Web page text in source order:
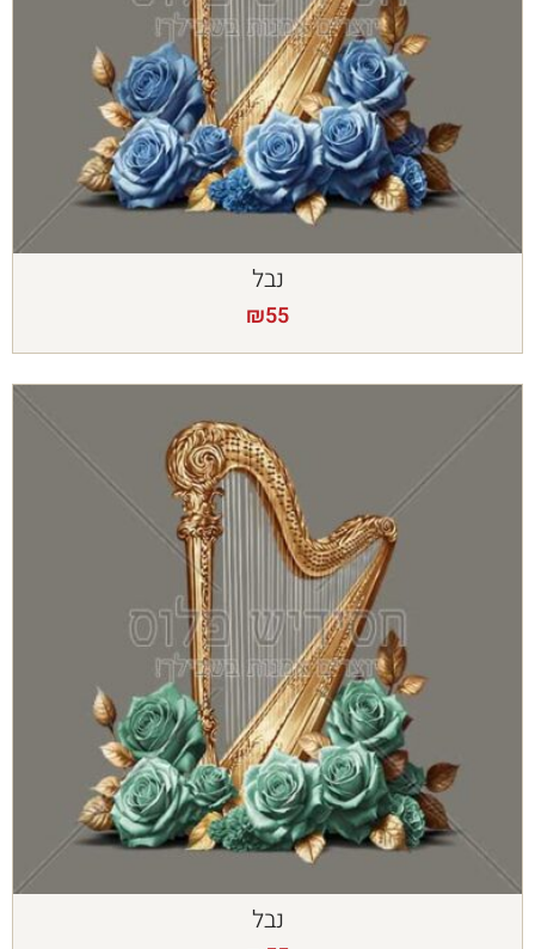
נבל
₪55
נבל